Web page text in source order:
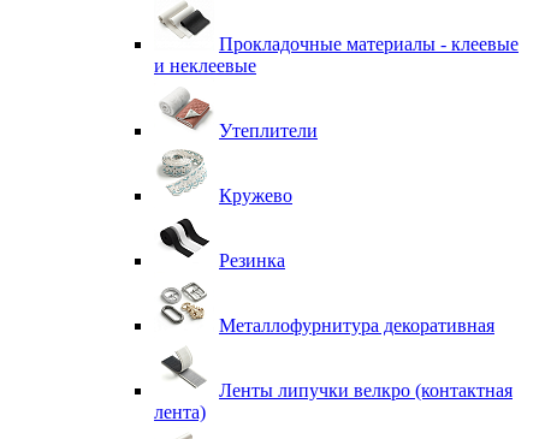
Прокладочные материалы - клеевые
и неклеевые
Утеплители
Кружево
Резинка
Металлофурнитура декоративная
Ленты липучки велкро (контактная
лента)